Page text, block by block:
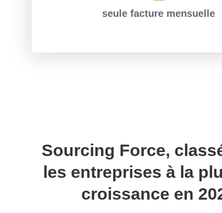
seule facture mensuelle
Sourcing Force,
les entreprises à la
croissance en